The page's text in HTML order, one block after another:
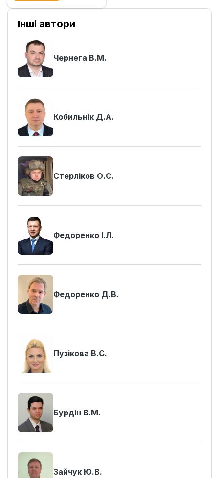
Інші автори
Чернега В.М.
Кобильнік Д.А.
Стерліков О.С.
Федоренко І.Л.
Федоренко Д.В.
Пузікова В.С.
Бурдін В.М.
Зайчук Ю.В.